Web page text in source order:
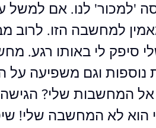
'למכור' לנו. אם למשל
למחשבה הזו. לרוב
סיפק לי באותו רגע.
נוספות וגם משפיעה על
המחשבות שלי? הגישה
לא המחשבה שלי!